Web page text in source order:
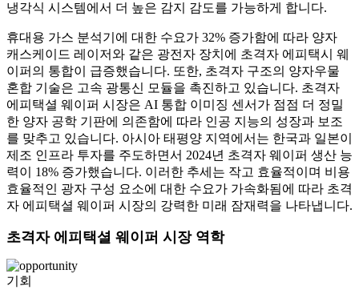
냉각식 시스템에서 더 높은 감지 감도를 가능하게 합니다.
휴대용 가스 분석기에 대한 수요가 32% 증가함에 따라 양자
캐스케이드 레이저와 같은 광전자 장치에 초격자 에피택시 웨
이퍼의 통합이 급증했습니다. 또한, 초격자 구조의 양자우물
혼합 기술은 고속 광통신 모듈을 촉진하고 있습니다. 초격자
에피택셜 웨이퍼 시장은 AI 통합 이미징 센서가 점점 더 정밀
한 양자 공학 기판에 의존함에 따라 인공 지능의 성장과 보조
를 맞추고 있습니다. 아시아 태평양 지역에서는 한국과 일본이
제조 인프라 투자를 주도하면서 2024년 초격자 웨이퍼 생산 능
력이 18% 증가했습니다. 이러한 추세는 작고 효율적이며 비용
효율적인 광자 구성 요소에 대한 수요가 가속화됨에 따라 초격
자 에피택셜 웨이퍼 시장의 강력한 미래 잠재력을 나타냅니다.
초격자 에피택셜 웨이퍼 시장 역학
기회